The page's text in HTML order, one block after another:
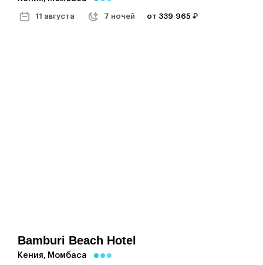
11 августа 7 ночей от 339 965 ₽
Bamburi Beach Hotel
Кения, Момбаса